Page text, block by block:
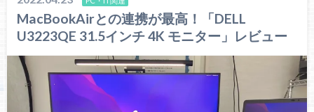
MacBookAirとの連携が最高！「DELL
U3223QE 31.5インチ 4K モニター」レビュー